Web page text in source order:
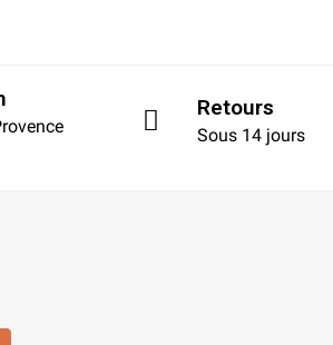
Retours
Sous 14 jours